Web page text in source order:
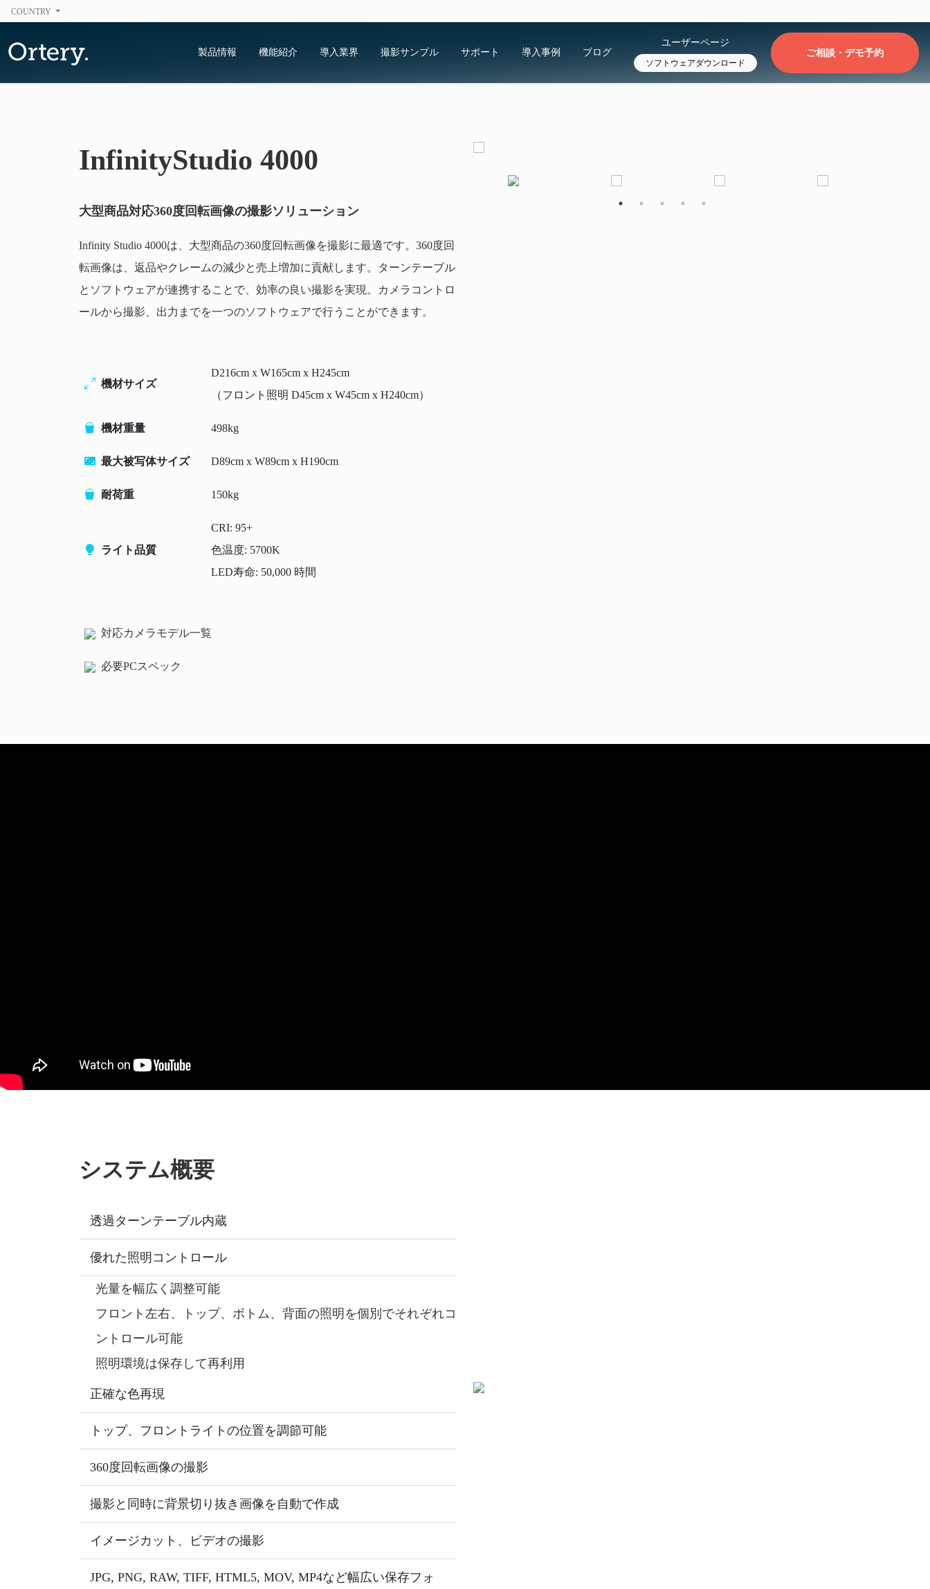
COUNTRY
製品情報 機能紹介 導入業界 撮影サンプル サポート 導入事例 ブログ
ユーザーページ
ソフトウェアダウンロード
ご相談・デモ予約
InfinityStudio 4000
大型商品対応360度回転画像の撮影ソリューション
Infinity Studio 4000は、大型商品の360度回転画像を撮影に最適です。360度回
転画像は、返品やクレームの減少と売上増加に貢献します。ターンテーブル
とソフトウェアが連携することで、効率の良い撮影を実現。カメラコントロ
ールから撮影、出力までを一つのソフトウェアで行うことができます。
機材サイズ
D216cm x W165cm x H245cm
（フロント照明 D45cm x W45cm x H240cm）
機材重量 498kg
最大被写体サイズ D89cm x W89cm x H190cm
耐荷重 150kg
ライト品質
CRI: 95+
色温度: 5700K
LED寿命: 50,000 時間
対応カメラモデル一覧
必要PCスペック
システム概要
透過ターンテーブル内蔵
優れた照明コントロール
光量を幅広く調整可能
フロント左右、トップ、ボトム、背面の照明を個別でそれぞれコ
ントロール可能
照明環境は保存して再利用
正確な色再現
トップ、フロントライトの位置を調節可能
360度回転画像の撮影
撮影と同時に背景切り抜き画像を自動で作成
イメージカット、ビデオの撮影
JPG, PNG, RAW, TIFF, HTML5, MOV, MP4など幅広い保存フォ